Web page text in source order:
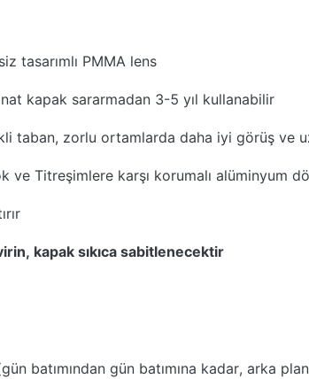
tasarımlı PMMA lens
kapak sararmadan 3-5 yıl kullanabilir
taban, zorlu ortamlarda daha iyi görüş ve
Titreşimlere karşı korumalı alüminyum
kapak sıkıca sabitlenecektir
batımından gün batımına kadar, arka